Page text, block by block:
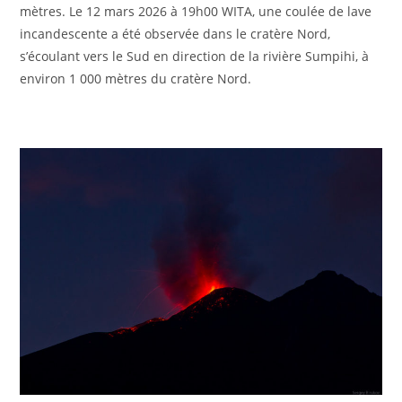
mètres. Le 12 mars 2026 à 19h00 WITA, une coulée de lave
incandescente a été observée dans le cratère Nord,
s’écoulant vers le Sud en direction de la rivière Sumpihi, à
environ 1 000 mètres du cratère Nord.